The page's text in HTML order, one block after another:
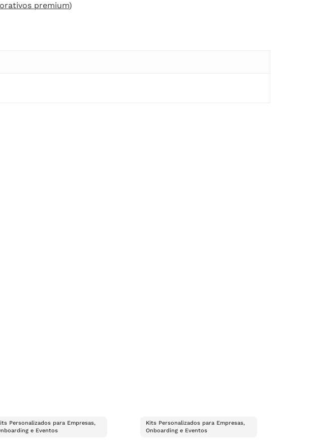
premium)
Personalizados para Empresas,
e Eventos
Kits Personalizados para Empresas,
Onboarding e Eventos